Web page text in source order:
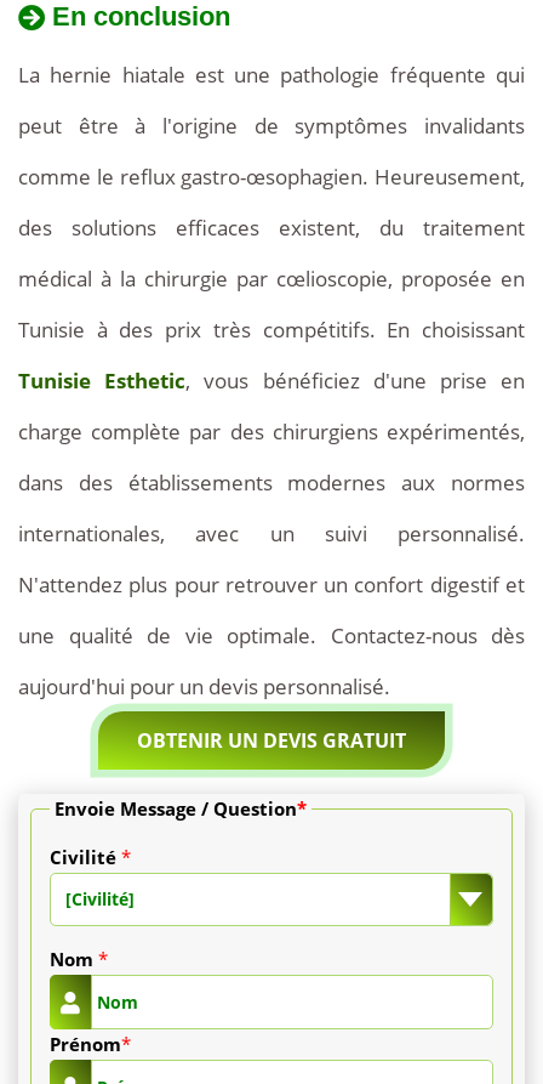
de
hernie
hiatale
par
cœlioscopie
est
proposée
à
partir
de
2500
€.
Notre
forfait
inclut
consultation
avec
En conclusion
La hernie hiatale est une pathologie fréquente qui
peut être à l'origine de symptômes invalidants
comme le reflux gastro-œsophagien. Heureusement,
des solutions efficaces existent, du traitement
médical à la chirurgie par cœlioscopie, proposée en
Tunisie à des prix très compétitifs. En choisissant
Tunisie Esthetic, vous bénéficiez d'une prise en
charge complète par des chirurgiens expérimentés,
dans des établissements modernes aux normes
internationales, avec un suivi personnalisé.
N'attendez plus pour retrouver un confort digestif et
une qualité de vie optimale. Contactez-nous dès
aujourd'hui pour un devis personnalisé.
OBTENIR UN DEVIS GRATUIT
Envoie Message / Question*
Civilité *
[Civilité]
Nom *
Prénom*